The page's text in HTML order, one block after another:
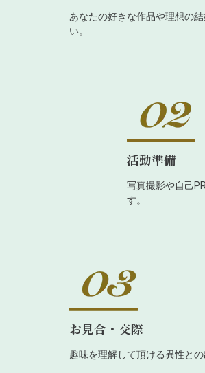
あなたの好きな作品や理想の
い。
活動準備
写真撮影や自己
す。
お見合・交際
趣味を理解して頂ける異性との